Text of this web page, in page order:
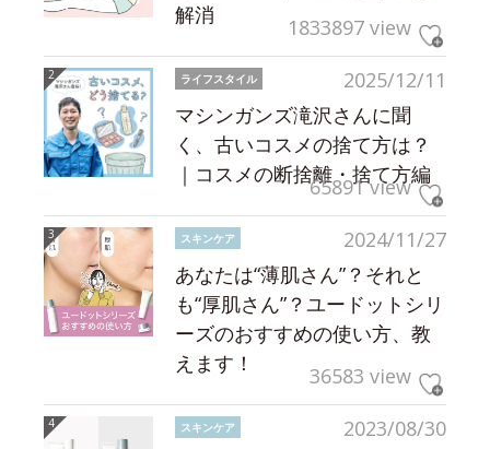
解消
1833897 view
2025/12/11
ライフスタイル
マシンガンズ滝沢さんに聞
く、古いコスメの捨て方は？
｜コスメの断捨離・捨て方編
65891 view
2024/11/27
スキンケア
あなたは“薄肌さん”？それと
も“厚肌さん”？ユードットシリ
ーズのおすすめの使い方、教
えます！
36583 view
2023/08/30
スキンケア